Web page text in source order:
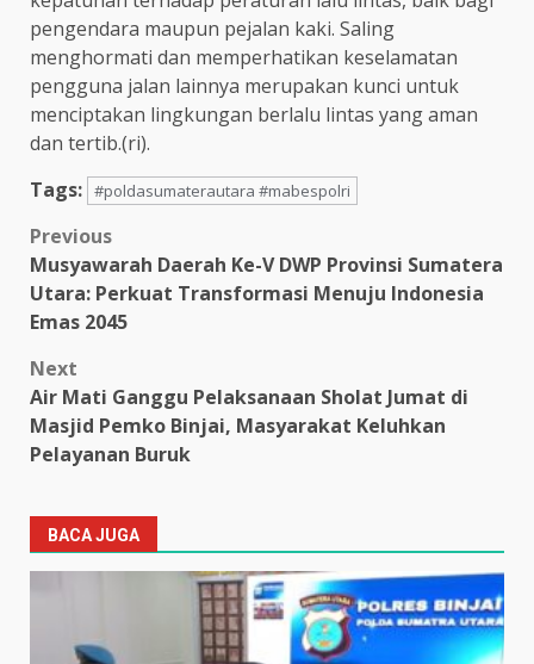
pengendara maupun pejalan kaki. Saling
menghormati dan memperhatikan keselamatan
pengguna jalan lainnya merupakan kunci untuk
menciptakan lingkungan berlalu lintas yang aman
dan tertib.(ri).
Tags: #poldasumaterautara #mabespolri
Post
navigation
Previous
Musyawarah Daerah Ke-V DWP Provinsi Sumatera
Utara: Perkuat Transformasi Menuju Indonesia
Emas 2045
Next
Air Mati Ganggu Pelaksanaan Sholat Jumat di
Masjid Pemko Binjai, Masyarakat Keluhkan
Pelayanan Buruk
BACA JUGA